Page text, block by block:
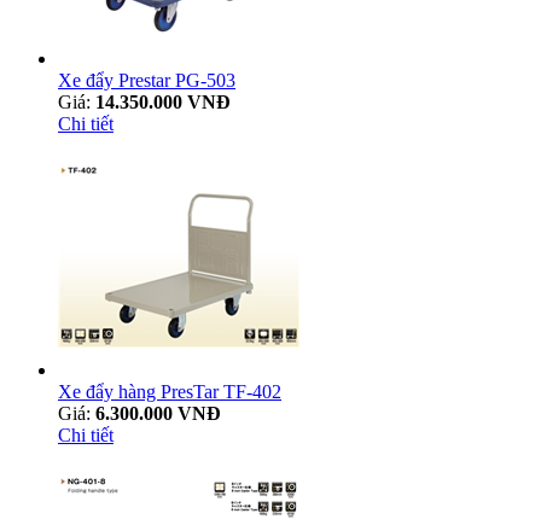
Xe đẩy Prestar PG-503
Giá: 14.350.000 VNĐ
Chi tiết
Xe đẩy hàng PresTar TF-402
Giá: 6.300.000 VNĐ
Chi tiết